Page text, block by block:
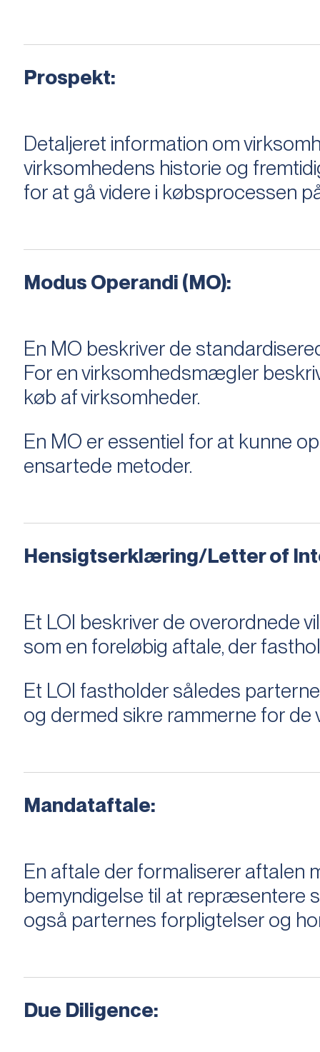
Prospekt:
Detaljeret information om
virksomhedens historie og
for at gå videre i købsprocessen
Modus Operandi (MO):
En MO beskriver de
For en virksomhedsmægler
køb af virksomheder.
En MO er essentiel for at kunne
ensartede metoder.
Hensigtserklæring/Letter of
Et LOI beskriver de overordnede
som en foreløbig aftale, der
Et LOI fastholder således
og dermed sikre rammerne for de
Mandataftale:
En aftale der formaliserer
bemyndigelse til at repræsentere
også parternes forpligtelser og
Due Diligence: